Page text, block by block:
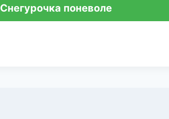
Снегурочка поневоле